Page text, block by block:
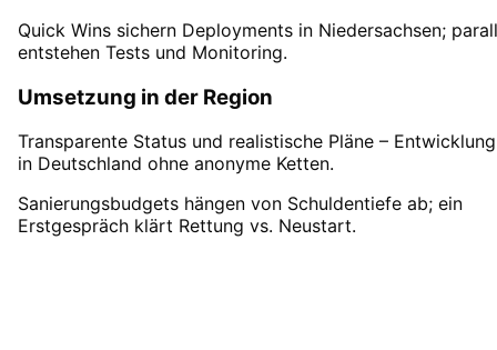
Quick Wins sichern Deployments in Niedersachsen;
entstehen Tests und Monitoring.
Umsetzung in der Region
Transparente Status und realistische Pläne – Entwicklung
in Deutschland ohne anonyme Ketten.
Sanierungsbudgets hängen von Schuldentiefe ab; ein
Erstgespräch klärt Rettung vs. Neustart.